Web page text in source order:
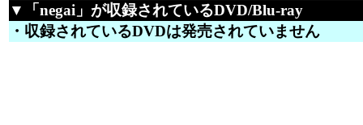
▼「negai」が収録されているDVD/Blu-ray
・収録されているDVDは発売されていません